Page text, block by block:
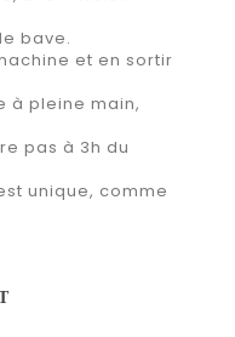
bave.
et en sortir
à pleine main,
pas à 3h du
unique, comme